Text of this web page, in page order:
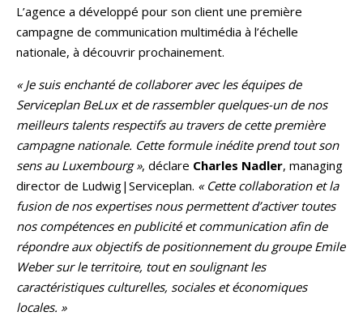
L’agence a développé pour son client une première
campagne de communication multimédia à l’échelle
nationale, à découvrir prochainement.
« Je suis enchanté de collaborer avec les équipes de
Serviceplan BeLux et de rassembler quelques-un de nos
meilleurs talents respectifs au travers de cette première
campagne nationale. Cette formule inédite prend tout son
sens au Luxembourg », déclare Charles Nadler, managing
director de Ludwig|Serviceplan. « Cette collaboration et la
fusion de nos expertises nous permettent d’activer toutes
nos compétences en publicité et communication afin de
répondre aux objectifs de positionnement du groupe Emile
Weber sur le territoire, tout en soulignant les
caractéristiques culturelles, sociales et économiques
locales. »